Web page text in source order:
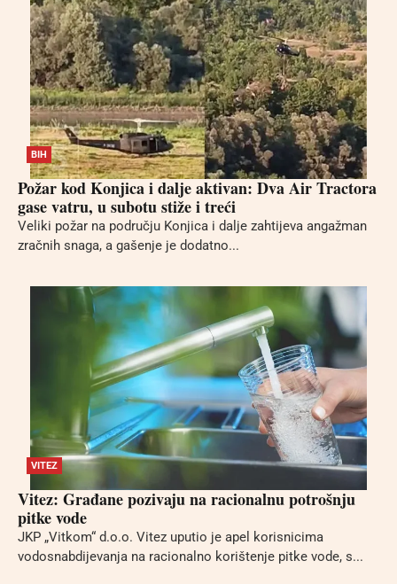
BIH
Požar kod Konjica i dalje aktivan: Dva Air Tractora
gase vatru, u subotu stiže i treći
Veliki požar na području Konjica i dalje zahtijeva angažman
zračnih snaga, a gašenje je dodatno...
VITEZ
Vitez: Građane pozivaju na racionalnu potrošnju
pitke vode
JKP „Vitkom“ d.o.o. Vitez uputio je apel korisnicima
vodosnabdijevanja na racionalno korištenje pitke vode, s...